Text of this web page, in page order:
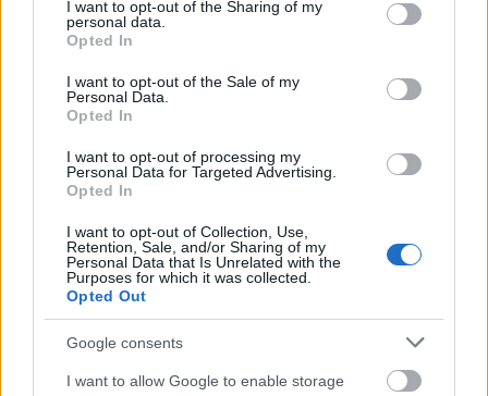
not limited to your visit or usage behaviour. You may click to
grant or deny consent to Google and its third-party tags to
use your data for below specified purposes in below Google
consent section.
I want to opt-out of the Sharing of my
personal data.
Opted In
I want to opt-out of the Sale of my
Personal Data.
Opted In
I want to opt-out of processing my
Personal Data for Targeted Advertising.
Opted In
I want to opt-out of Collection, Use,
Retention, Sale, and/or Sharing of my
Personal Data that Is Unrelated with the
Purposes for which it was collected.
Opted Out
Google consents
I want to allow Google to enable storage
asemeni turturilor de iarna.